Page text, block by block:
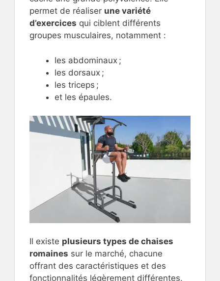
permet de réaliser une variété
d’exercices qui ciblent différents
groupes musculaires, notamment :
les abdominaux ;
les dorsaux ;
les triceps ;
et les épaules.
Il existe plusieurs types de chaises
romaines sur le marché, chacune
offrant des caractéristiques et des
fonctionnalités légèrement différentes.